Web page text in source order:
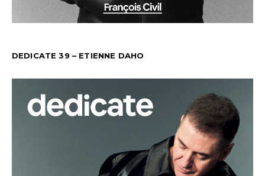
DEDICATE 39 – ETIENNE DAHO